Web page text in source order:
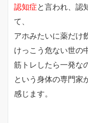
認知症と言われ、認
て、
アホみたいに薬だけ
けっこう危ない世の
筋トレしたら一発な
という身体の専門家
感じます。